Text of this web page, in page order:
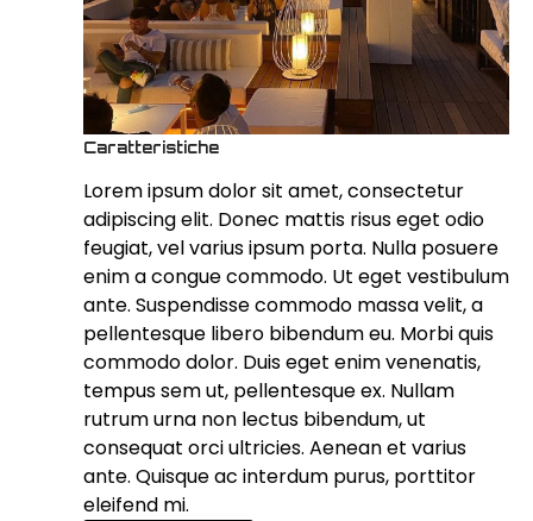
Caratteristiche
Lorem ipsum dolor sit amet, consectetur
adipiscing elit. Donec mattis risus eget odio
feugiat, vel varius ipsum porta. Nulla posuere
enim a congue commodo. Ut eget vestibulum
ante. Suspendisse commodo massa velit, a
pellentesque libero bibendum eu. Morbi quis
commodo dolor. Duis eget enim venenatis,
tempus sem ut, pellentesque ex. Nullam
rutrum urna non lectus bibendum, ut
consequat orci ultricies. Aenean et varius
ante. Quisque ac interdum purus, porttitor
eleifend mi.